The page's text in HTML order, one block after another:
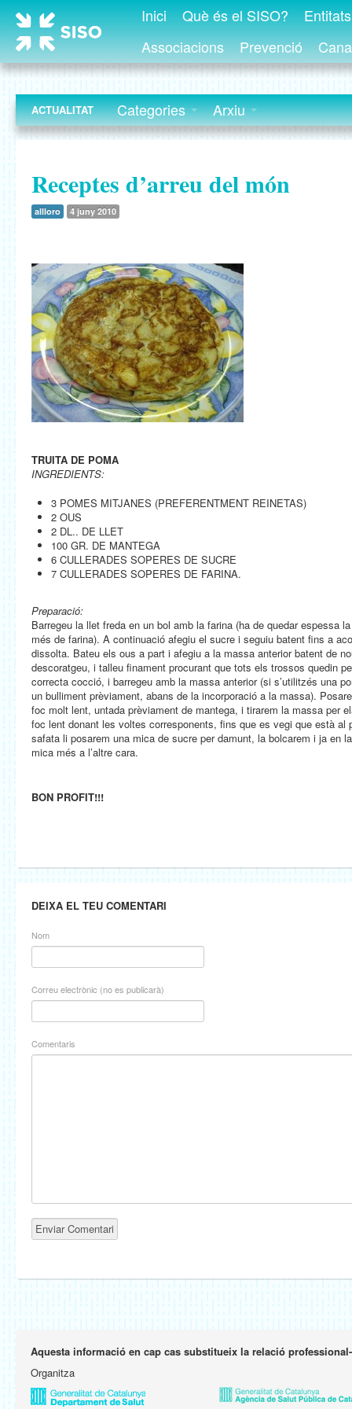
Inici Què és el SISO?
Associacions
Prevenció
ACTUALITAT Categories Arxiu
Receptes d’arreu del món
allloro 4 juny 2010
TRUITA DE POMA
INGREDIENTS:
3 POMES MITJANES (PREFERENTMENT REINETAS)
2 OUS
2 DL.. DE LLET
100 GR. DE MANTEGA
6 CULLERADES SOPERES DE SUCRE
7 CULLERADES SOPERES DE FARINA.
Preparació:
Barregeu la llet freda en un bol amb la farina (ha de quedar espessa
més de farina). A continuació afegiu el sucre i seguiu batent fins a
dissolta. Bateu els ous a part i afegiu a la massa anterior batent de
descoratgeu, i talleu finament procurant que tots els trossos quedin
correcta cocció, i barregeu amb la massa anterior (si s’utilitzés una
un bulliment prèviament, abans de la incorporació a la massa).
foc molt lent, untada prèviament de mantega, i tirarem la massa per
foc lent donant les voltes corresponents, fins que es vegi que està al
safata li posarem una mica de sucre per damunt, la bolcarem i ja en
mica més a l’altre cara.
BON PROFIT!!!
DEIXA EL TEU COMENTARI
Nom
Correu electrònic (no es publicarà)
Comentaris
Aquesta informació en cap cas substitueix la relació
Organitza